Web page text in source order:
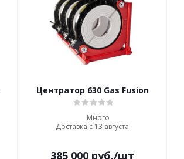
Центратор 630 Gas Fusion
Много
Доставка с 13 августа
385 000 руб./шт